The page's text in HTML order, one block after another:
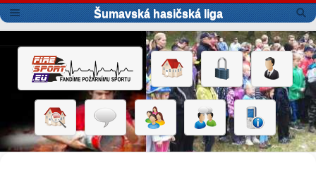
Šumavská hasičská liga